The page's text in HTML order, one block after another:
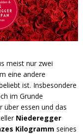
meist nur zwei
eine andere
ist. Insbesondere
im Grunde
über essen und das
Niederegger
Kilogramm seines